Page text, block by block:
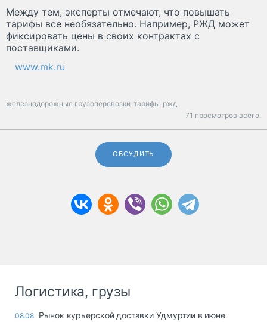
Между тем, эксперты отмечают, что повышать
тарифы все необязательно. Например, РЖД может
фиксировать цены в своих контрактах с
поставщиками.
www.mk.ru
железнодорожные грузоперевозки тарифы ржд
71 просмотров всего.
ОБСУДИТЬ
Логистика, грузы
08.08 Рынок курьерской доставки Удмуртии в июне